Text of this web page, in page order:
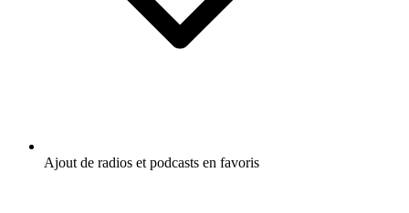
Ajout de radios et podcasts en favoris